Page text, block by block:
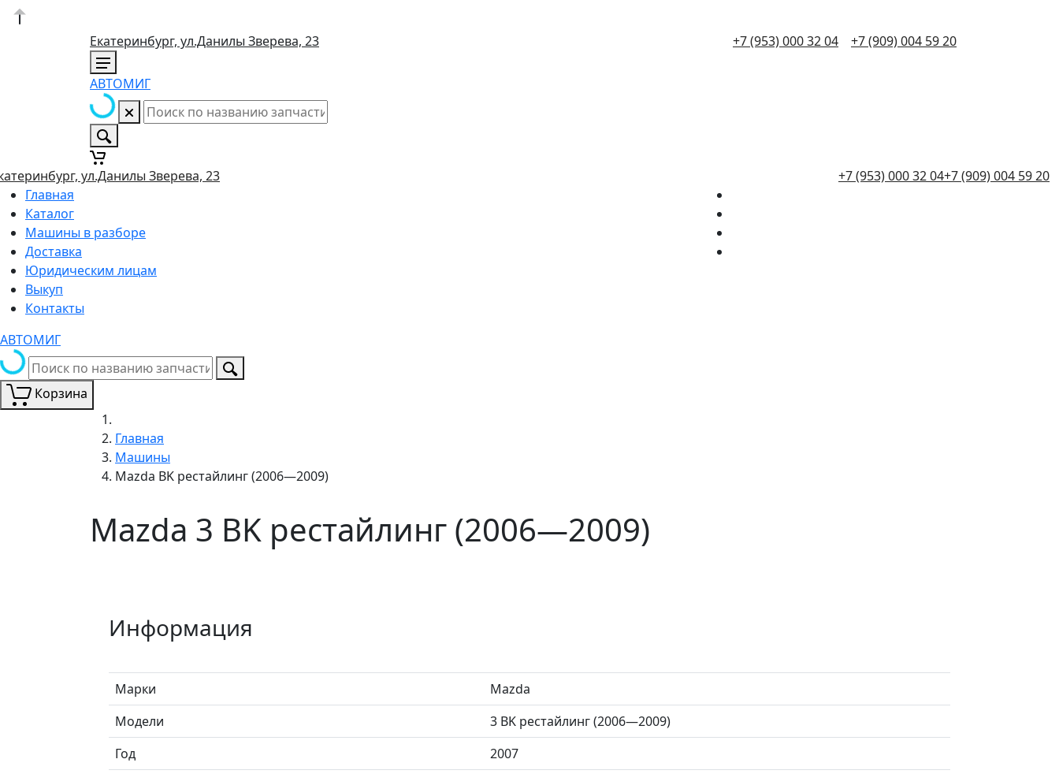
Екатеринбург, ул.Данилы Зверева, 23 +7 (953) 000 32 04 +7 (909) 004 59 20
АВТОМИГ
ул.Данилы Зверева, 23 +7 (953) 000 32 04+7 (909) 004 59 20
Главная
Каталог
Машины в разборе
Доставка
Юридическим лицам
Выкуп
Контакты
АВТОМИГ
Корзина
Главная
Машины
Mazda BK рестайлинг (2006—2009)
Mazda 3 BK рестайлинг (2006—2009)
Информация
Марки
Mazda
Модели
3 BK рестайлинг (2006—2009)
Год
2007